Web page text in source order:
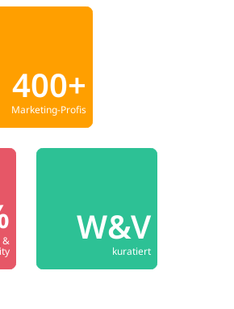
400+
Marketing-Profis
& W&V
kuratiert